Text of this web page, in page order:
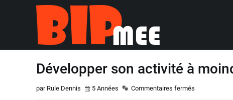
Développer son activité à
par Rule Dennis 5 Années Commentaires fermés